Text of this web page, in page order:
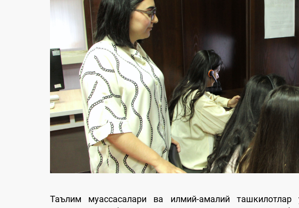
Таълим муассасалари ва илмий-амалий ташкилотлар